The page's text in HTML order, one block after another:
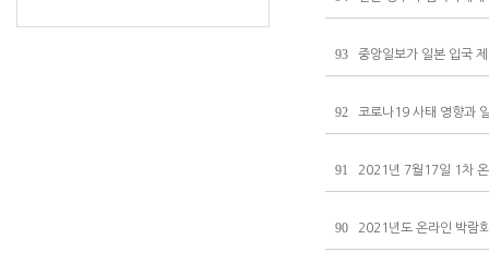
93 중앙일보가 일본 입국
92 코로나19 사태 영향과
91 2021년 7월17일 1차
90 2021년도 온라인 박람